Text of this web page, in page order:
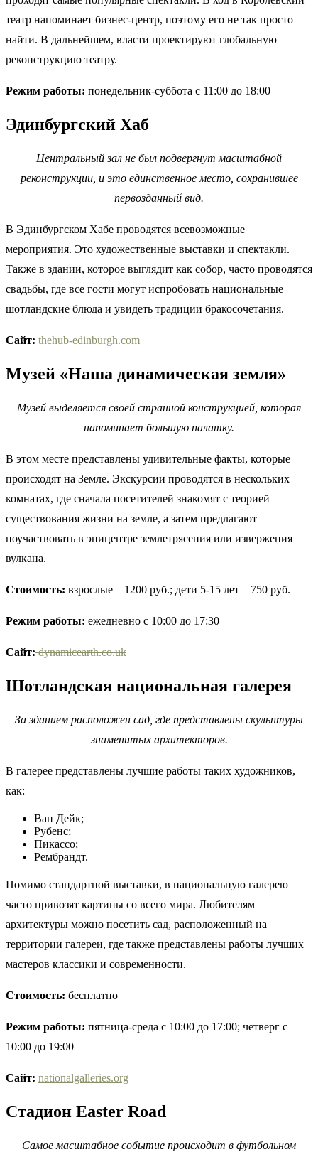
театр напоминает бизнес-центр, поэтому его не так просто
найти. В дальнейшем, власти проектируют глобальную
реконструкцию театру.
Режим работы: понедельник-суббота с 11:00 до 18:00
Эдинбургский Хаб
Центральный зал не был подвергнут масштабной
реконструкции, и это единственное место, сохранившее
первозданный вид.
В Эдинбургском Хабе проводятся всевозможные
мероприятия. Это художественные выставки и спектакли.
Также в здании, которое выглядит как собор, часто проводятся
свадьбы, где все гости могут испробовать национальные
шотландские блюда и увидеть традиции бракосочетания.
Сайт: thehub-edinburgh.com
Музей «Наша динамическая земля»
Музей выделяется своей странной конструкцией, которая
напоминает большую палатку.
В этом месте представлены удивительные факты, которые
происходят на Земле. Экскурсии проводятся в нескольких
комнатах, где сначала посетителей знакомят с теорией
существования жизни на земле, а затем предлагают
поучаствовать в эпицентре землетрясения или извержения
вулкана.
Стоимость: взрослые – 1200 руб.; дети 5-15 лет – 750 руб.
Режим работы: ежедневно с 10:00 до 17:30
Сайт:dynamicearth.co.uk
Шотландская национальная галерея
За зданием расположен сад, где представлены скульптуры
знаменитых архитекторов.
В галерее представлены лучшие работы таких художников,
как:
Ван Дейк;
Рубенс;
Пикассо;
Рембрандт.
Помимо стандартной выставки, в национальную галерею
часто привозят картины со всего мира. Любителям
архитектуры можно посетить сад, расположенный на
территории галереи, где также представлены работы лучших
мастеров классики и современности.
Стоимость: бесплатно
Режим работы: пятница-среда с 10:00 до 17:00; четверг с
10:00 до 19:00
Сайт: nationalgalleries.org
Стадион Easter Road
Самое масштабное событие происходит в футбольном